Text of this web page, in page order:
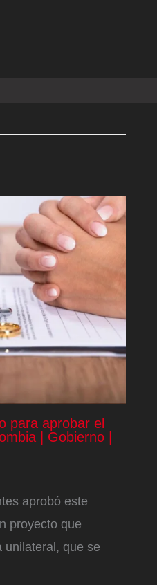
para aprobar el
| Gobierno |
aprobó este
proyecto que
unilateral, que se